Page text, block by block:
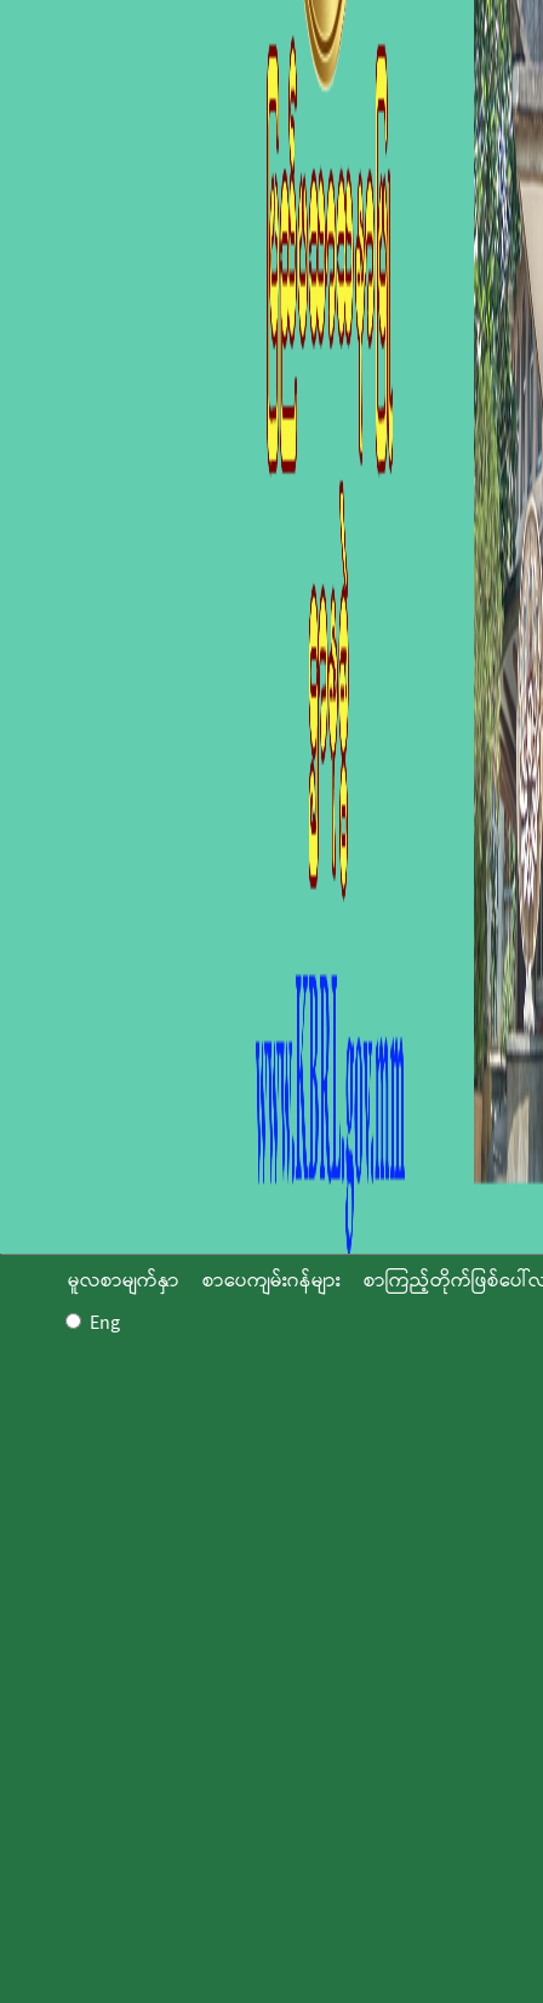
မူလစာမျက်နှာ စာပေကျမ်းဂန်များ
စာကြည့်တိုက်ဖြစ်ပေါ်
Eng